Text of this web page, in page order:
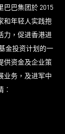
巴巴集团於 2015
和年轻人实践抱
力，促进香港进
金投资计划的一
供资金及企业策
业务，及进军中